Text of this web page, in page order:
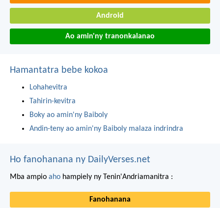
Android
Ao amin'ny tranonkalanao
Hamantatra bebe kokoa
Lohahevitra
Tahirin-kevitra
Boky ao amin'ny Baiboly
Andin-teny ao amin'ny Baiboly malaza indrindra
Ho fanohanana ny DailyVerses.net
Mba ampio aho hampiely ny Tenin'Andriamanitra :
Fanohanana